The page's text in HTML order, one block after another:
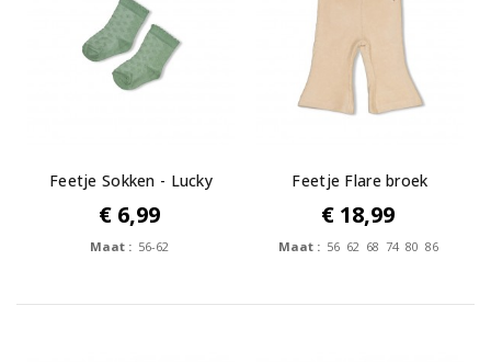
Feetje Sokken - Lucky
Bloombird
€ 6,99
Maat : 56-62
Feetje Flare broek
velours rib -...
€ 18,99
Maat : 56 62 68 74 80 86